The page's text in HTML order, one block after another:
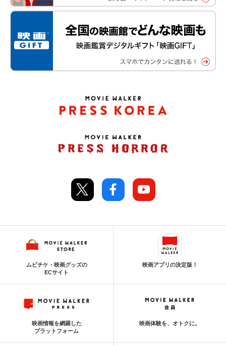
ムビチケ・映画グッズの
ECサイト
映画アプリの決定版！
映画情報を網羅した
プラットフォーム
映画体験を、オトクに。